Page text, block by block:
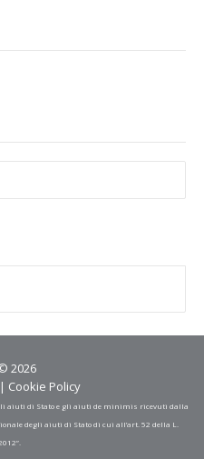
2026
Cookie Policy
aiuti di Stato e gli aiuti de minimis ricevuti dalla
degli aiuti di Stato di cui all’art. 52 della L.